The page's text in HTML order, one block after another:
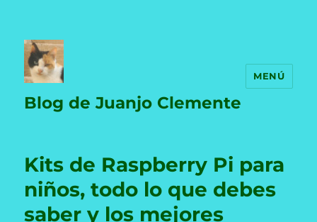
Blog de Juanjo Clemente
MENÚ
Kits de Raspberry Pi para
niños, todo lo que debes
saber y los mejores